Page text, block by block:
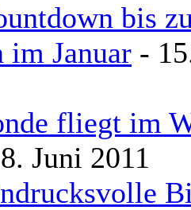
bis
im Januar -
fliegt im
Juni 2011